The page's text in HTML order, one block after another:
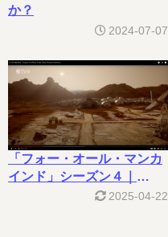
か？
2024-07-07
「フォー・オール・マンカ
インド」シーズン４｜
2025-04-22